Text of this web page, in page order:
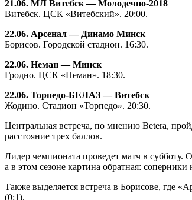
21.06. МЛ Витебск — Молодечно-2018
Витебск. ЦСК «Витебский». 20:00.
22.06. Арсенал — Динамо Минск
Борисов. Городской стадион. 16:30.
22.06. Неман — Минск
Гродно. ЦСК «Неман». 18:30.
22.06. Торпедо-БЕЛАЗ — Витебск
Жодино. Стадион «Торпедо». 20:30.
Центральная встреча, по мнению Betera,
расстояние трех баллов.
Лидер чемпионата проведет матч в субботу.
а в этом сезоне картина обратная:
Также выделяется встреча в Борисове, где
(0:1).